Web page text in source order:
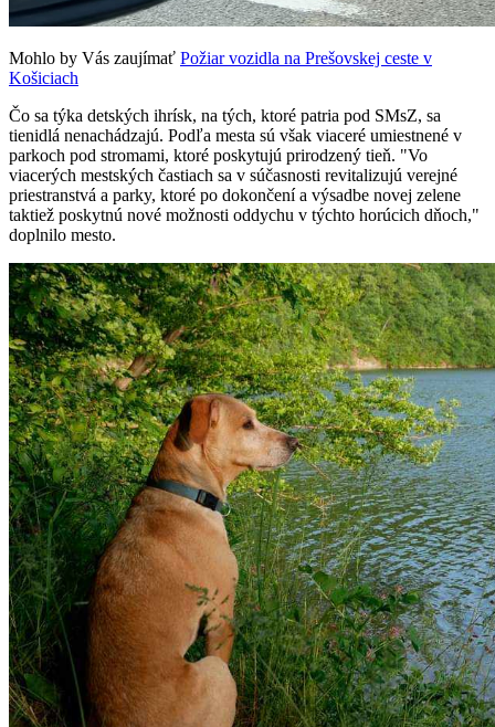
Mohlo by Vás zaujímať Požiar vozidla na Prešovskej ceste v
Košiciach
Čo sa týka detských ihrísk, na tých, ktoré patria pod SMsZ, sa
tienidlá nenachádzajú. Podľa mesta sú však viaceré umiestnené v
parkoch pod stromami, ktoré poskytujú prirodzený tieň. "Vo
viacerých mestských častiach sa v súčasnosti revitalizujú verejné
priestranstvá a parky, ktoré po dokončení a výsadbe novej zelene
taktiež poskytnú nové možnosti oddychu v týchto horúcich dňoch,"
doplnilo mesto.